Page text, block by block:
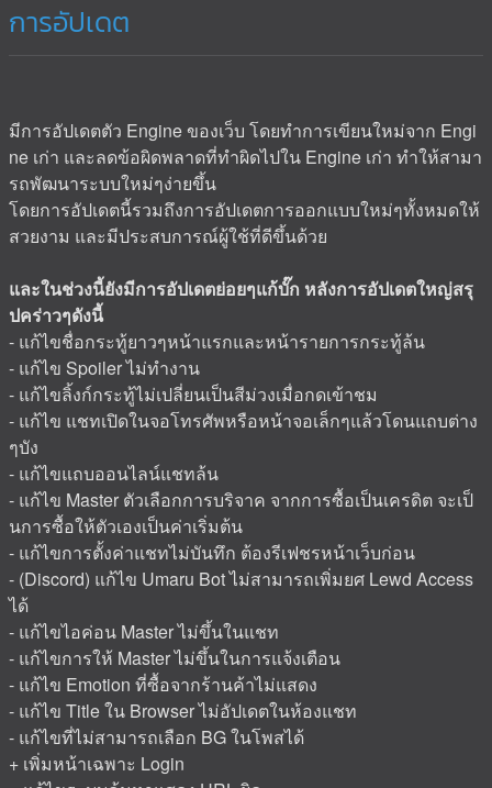
การอัปเดต
มีการอัปเดตตัว Engine ของเว็บ โดยทำการเขียนใหม่จาก Engi
ne เก่า และลดข้อผิดพลาดที่ทำผิดไปใน Engine เก่า ทำให้สามา
รถพัฒนาระบบใหม่ๆง่ายขึ้น
โดยการอัปเดตนี้รวมถึงการอัปเดตการออกแบบใหม่ๆทั้งหมดให้
สวยงาม และมีประสบการณ์ผู้ใช้ที่ดีขึ้นด้วย
และในช่วงนี้ยังมีการอัปเดตย่อยๆแก้บั๊ก หลังการอัปเดตใหญ่สรุ
ปคร่าวๆดังนี้
- แก้ไขชื่อกระทู้ยาวๆหน้าแรกและหน้ารายการกระทู้ล้น
- แก้ไข Spoiler ไม่ทำงาน
- แก้ไขลิ้งก์กระทู้ไม่เปลี่ยนเป็นสีม่วงเมื่อกดเข้าชม
- แก้ไข แชทเปิดในจอโทรศัพหรือหน้าจอเล็กๆแล้วโดนแถบต่าง
ๆบัง
- แก้ไขแถบออนไลน์แชทล้น
- แก้ไข Master ตัวเลือกการบริจาค จากการซื้อเป็นเครดิต จะเป็
นการซื้อให้ตัวเองเป็นค่าเริ่มต้น
- แก้ไขการตั้งค่าแชทไม่บันทึก ต้องรีเฟชรหน้าเว็บก่อน
- (Discord) แก้ไข Umaru Bot ไม่สามารถเพิ่มยศ Lewd Access
ได้
- แก้ไขไอค่อน Master ไม่ขึ้นในแชท
- แก้ไขการให้ Master ไม่ขึ้นในการแจ้งเตือน
- แก้ไข Emotion ที่ซื้อจากร้านค้าไม่แสดง
- แก้ไข Title ใน Browser ไม่อัปเดตในห้องแชท
- แก้ไขที่ไม่สามารถเลือก BG ในโพสได้
+ เพิ่มหน้าเฉพาะ Login